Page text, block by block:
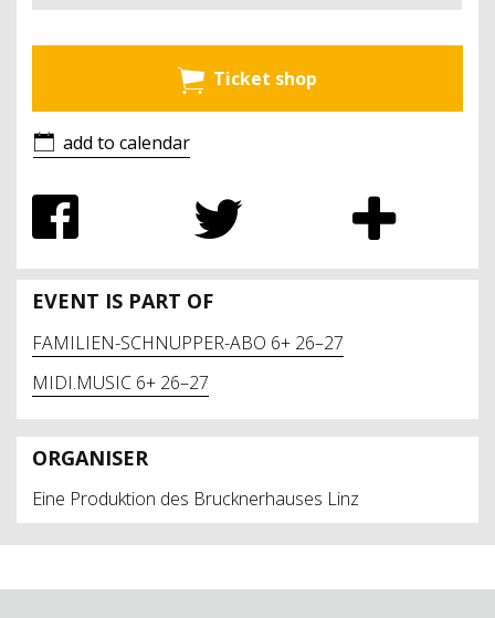
Ticket shop
add to calendar
EVENT IS PART OF
FAMILIEN-SCHNUPPER-ABO 6+ 26–27
MIDI.MUSIC 6+ 26–27
ORGANISER
Eine Produktion des Brucknerhauses Linz